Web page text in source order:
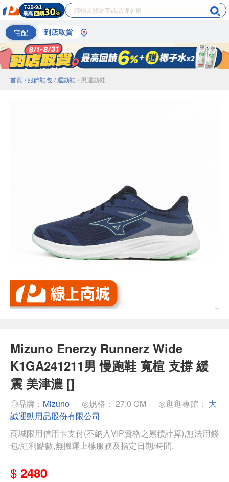
宅配 到店取貨
首頁 / 服飾鞋包 / 運動鞋 / 男運動鞋
Mizuno Enerzy Runnerz Wide
K1GA241211男 慢跑鞋 寬楦 支撐 緩
震 美津濃 []
◎品牌： Mizuno ◎規格： 27.0 CM ◎逛逛專館： 大
誠運動用品股份有限公司
商城限用信用卡支付(不納入VIP資格之累積計算),無法用錢
包/紅利點數,無搬運上樓服務及指定日期/時間.
$ 2480